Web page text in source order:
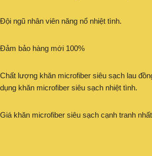
Đội ngũ nhân viên năng nổ nhiệt tình.
Đảm bảo hàng mới 100%
Chất lượng khăn microfiber siêu sạch lau
dụng khăn microfiber siêu sạch nhiệt tình.
Giá khăn microfiber siêu sạch cạnh tranh